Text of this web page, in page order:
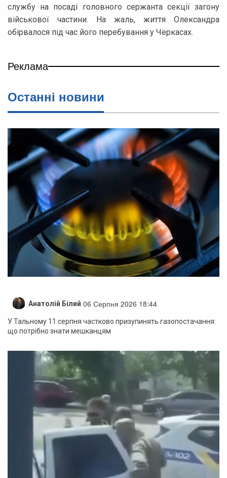
службу на посаді головного сержанта секції загону
військової частини. На жаль, життя Олександра
обірвалося під час його перебування у Черкасах.
Реклама
Останні новини
Анатолій Білий 06 Серпня 2026 18:44
У Тальному 11 серпня частково призупинять газопостачання:
що потрібно знати мешканцям